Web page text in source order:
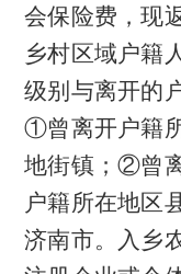
会保险费，现
乡村区域户籍
级别与离开的
①曾离开户籍
地街镇；②曾
户籍所在地区
济南市。入乡